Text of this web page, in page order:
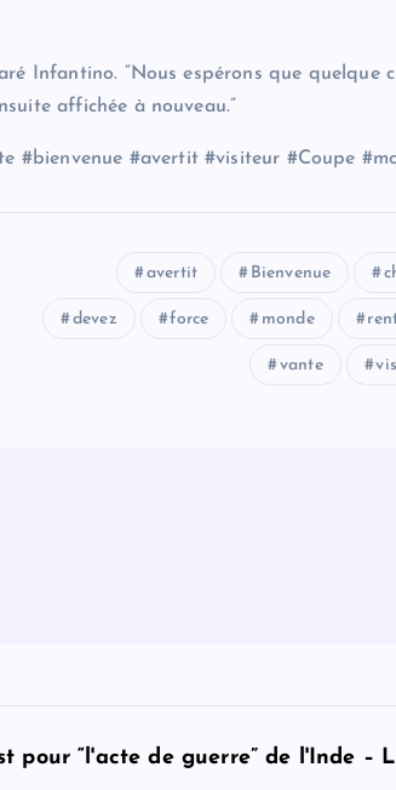
Infantino. “Nous espérons que quelque
affichée à nouveau.”
#bienvenue #avertit #visiteur #Coupe
avertit Bienvenue
devez force monde
vante
pour “l'acte de guerre” de l'Inde –